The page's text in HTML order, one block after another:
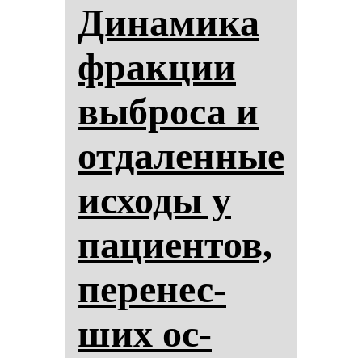
Ди­на­ми­ка
фрак­ции
выб­ро­са и
от­да­лен­ные
ис­хо­ды у
па­ци­ен­тов,
пе­ре­нес­
ших ос­